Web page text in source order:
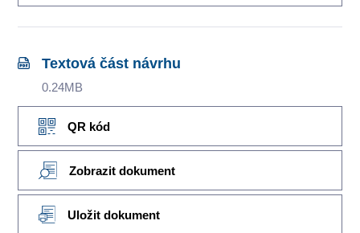
Textová část návrhu
0.24MB
QR kód
Zobrazit dokument
Uložit dokument